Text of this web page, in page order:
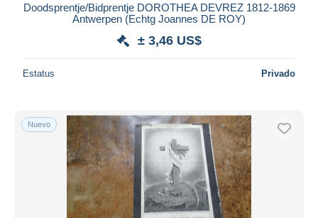
Doodsprentje/Bidprentje DOROTHEA DEVREZ 1812-1869
Antwerpen (Echtg Joannes DE ROY)
± 3,46 US$
Estatus Privado
Nuevo